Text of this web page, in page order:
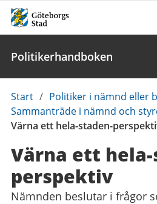
Politikerhandboken
Du
är
här:
Start / Politiker i nämnd eller
Sammanträde i nämnd och
Värna ett hela-staden-
Värna ett
perspektiv
Nämnden beslutar i frågor